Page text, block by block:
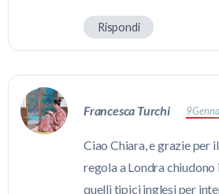
Rispondi
Francesca Turchi 9
Ciao Chiara, e grazie per
regola a Londra
quelli tipici inglesi per